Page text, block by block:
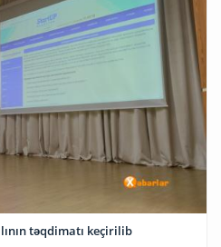
təqdimatı keçirilib